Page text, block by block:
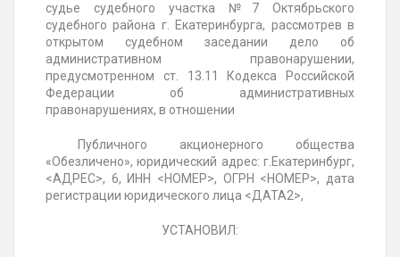
судье судебного участка №7 Октябрьского
судебного района г. Екатеринбурга, рассмотрев в
открытом судебном заседании дело об
административном правонарушении,
предусмотренном ст. 13.11 Кодекса Российской
Федерации об административных
правонарушениях, в отношении
Публичного акционерного общества
«Обезличено», юридический адрес: г.Екатеринбург,
<АДРЕС>, 6, ИНН <НОМЕР>, ОГРН <НОМЕР>, дата
регистрации юридического лица <ДАТА2>,
УСТАНОВИЛ: